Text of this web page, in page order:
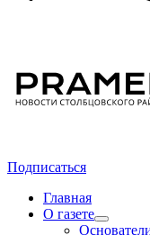
Подписаться
Главная
О газете